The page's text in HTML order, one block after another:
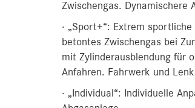
Zwischengas. Dynamischere
· „Sport+“: Extrem
betontes Zwischengas bei
mit Zylinderausblendung für
Anfahren. Fahrwerk und
· „Individual“: Individuelle